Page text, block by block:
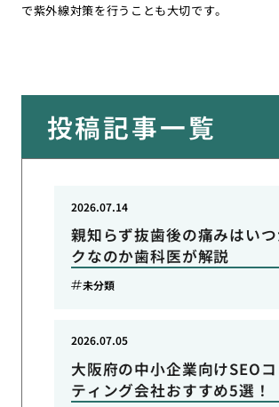
で紫外線対策を行うことも大切です。
投稿記事一覧
親知らず抜歯後の痛みはい
クなのか歯科医が解説
2026.07.14
未分類
大阪府の中小企業向けSEO
ティング会社おすすめ5選！
2026.07.05